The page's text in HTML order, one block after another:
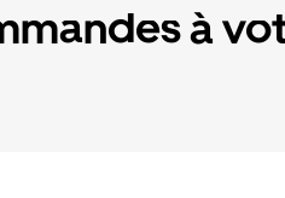
à